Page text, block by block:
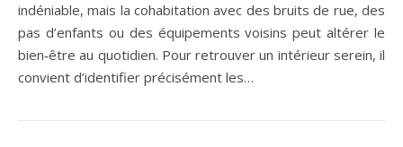
indéniable, mais la cohabitation avec des bruits de rue, des
pas d’enfants ou des équipements voisins peut altérer le
bien‑être au quotidien. Pour retrouver un intérieur serein, il
convient d’identifier précisément les…